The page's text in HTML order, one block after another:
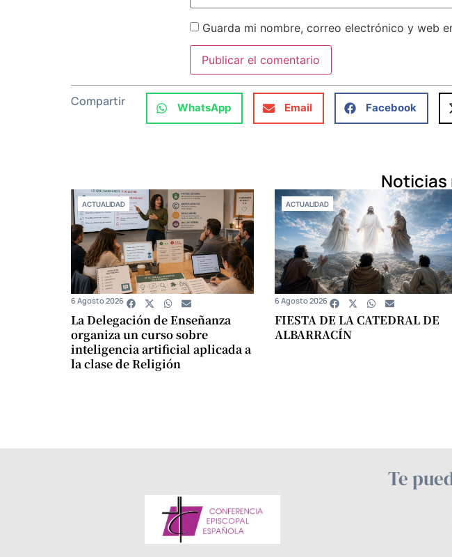
Guarda mi nombre, correo electrónico y web
Compartir WhatsApp Email Facebook
Noticias
ACTUALIDAD
La Delegación de Enseñanza
organiza un curso sobre
inteligencia artificial aplicada a
la clase de Religión
6 Agosto 2026
ACTUALIDAD
FIESTA DE LA CATEDRAL DE
ALBARRACÍN
6 Agosto 2026
Te